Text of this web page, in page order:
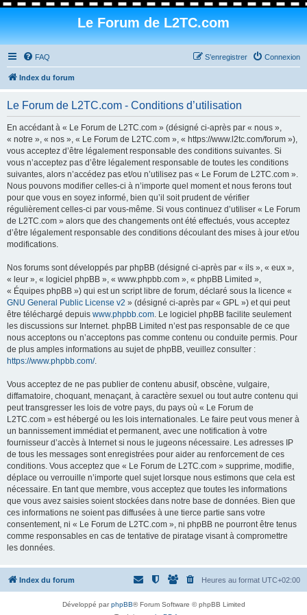
Le Forum de L2TC.com
FAQ Connexion
S’enregistrer
Index du forum
Le Forum de L2TC.com - Conditions d’utilisation
En accédant à « Le Forum de L2TC.com » (désigné ci-après par « nous »,
« notre », « nos », « Le Forum de L2TC.com », « https://www.l2tc.com/forum »),
vous acceptez d’être légalement responsable des conditions suivantes. Si
vous n’acceptez pas d’être légalement responsable de toutes les conditions
suivantes, alors n’accédez pas et/ou n’utilisez pas « Le Forum de L2TC.com ».
Nous pouvons modifier celles-ci à n’importe quel moment et nous ferons tout
pour que vous en soyez informé, bien qu’il soit prudent de vérifier
régulièrement celles-ci par vous-même. Si vous continuez d’utiliser « Le Forum
de L2TC.com » alors que des changements ont été effectués, vous acceptez
d’être légalement responsable des conditions découlant des mises à jour et/ou
modifications.
Nos forums sont développés par phpBB (désigné ci-après par « ils », « eux »,
« leur », « logiciel phpBB », « www.phpbb.com », « phpBB Limited »,
« Équipes phpBB ») qui est un script libre de forum, déclaré sous la licence «
GNU General Public License v2 » (désigné ci-après par « GPL ») et qui peut
être téléchargé depuis www.phpbb.com. Le logiciel phpBB facilite seulement
les discussions sur Internet. phpBB Limited n’est pas responsable de ce que
nous acceptons ou n’acceptons pas comme contenu ou conduite permis. Pour
de plus amples informations au sujet de phpBB, veuillez consulter :
https://www.phpbb.com/.
Vous acceptez de ne pas publier de contenu abusif, obscène, vulgaire,
diffamatoire, choquant, menaçant, à caractère sexuel ou tout autre contenu qui
peut transgresser les lois de votre pays, du pays où « Le Forum de
L2TC.com » est hébergé ou les lois internationales. Le faire peut vous mener à
un bannissement immédiat et permanent, avec une notification à votre
fournisseur d’accès à Internet si nous le jugeons nécessaire. Les adresses IP
de tous les messages sont enregistrées pour aider au renforcement de ces
conditions. Vous acceptez que « Le Forum de L2TC.com » supprime, modifie,
déplace ou verrouille n’importe quel sujet lorsque nous estimons que cela est
nécessaire. En tant que membre, vous acceptez que toutes les informations
que vous avez saisies soient stockées dans notre base de données. Bien que
ces informations ne soient pas diffusées à une tierce partie sans votre
consentement, ni « Le Forum de L2TC.com », ni phpBB ne pourront être tenus
comme responsables en cas de tentative de piratage visant à compromettre
les données.
Index du forum Heures au format UTC+02:00
Développé parphpBB® Forum Software © phpBB Limited